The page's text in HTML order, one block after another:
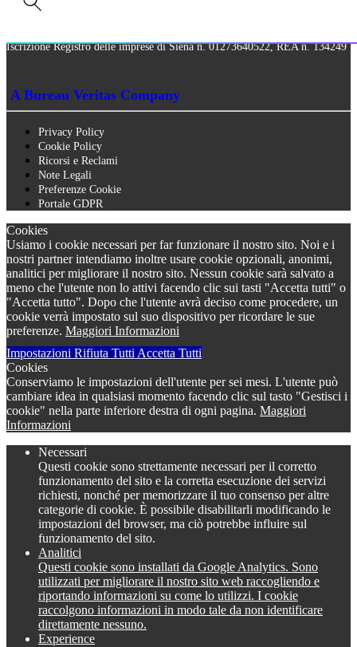
P.IVA n. 01273640522
Iscrizione Registro delle imprese di Siena n. 01273640522, REA n. 134249
A Bureau Veritas Company
Privacy Policy
Cookie Policy
Ricorsi e Reclami
Note Legali
Preferenze Cookie
Portale GDPR
Cookies
Usiamo i cookie necessari per far funzionare il nostro sito. Noi e i
nostri partner intendiamo inoltre usare cookie opzionali, anonimi,
analitici per migliorare il nostro sito. Nessun cookie sarà salvato a
meno che l'utente non lo attivi facendo clic sui tasti "Accetta tutti" o
"Accetta tutto". Dopo che l'utente avrà deciso come procedere, un
cookie verrà impostato sul suo dispositivo per ricordare le sue
preferenze. Maggiori Informazioni
Impostazioni Rifiuta TuttiAccetta Tutti
Cookies
Conserviamo le impostazioni dell'utente per sei mesi. L'utente può
cambiare idea in qualsiasi momento facendo clic sul tasto "Gestisci i
cookie" nella parte inferiore destra di ogni pagina. Maggiori
Informazioni
Necessari
Questi cookie sono strettamente necessari per il corretto
funzionamento del sito e la corretta esecuzione dei servizi
richiesti, nonché per memorizzare il tuo consenso per altre
categorie di cookie. È possibile disabilitarli modificando le
impostazioni del browser, ma ciò potrebbe influire sul
funzionamento del sito.
Analitici
Questi cookie sono installati da Google Analytics. Sono
utilizzati per migliorare il nostro sito web raccogliendo e
riportando informazioni su come lo utilizzi. I cookie
raccolgono informazioni in modo tale da non identificare
direttamente nessuno.
Experience